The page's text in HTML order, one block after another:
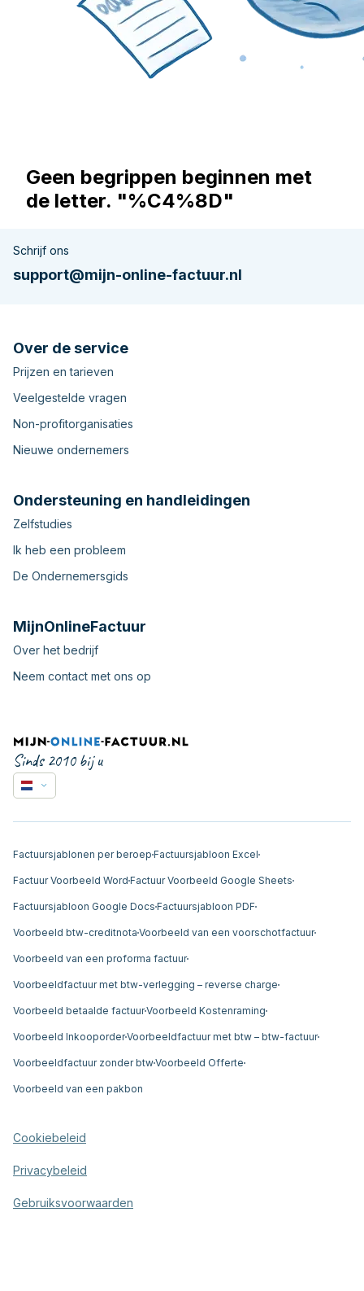
Geen begrippen beginnen met
de letter. "%C4%8D"
Schrijf ons
support@mijn-online-factuur.nl
Over de service
Prijzen en tarieven
Veelgestelde vragen
Non-profitorganisaties
Nieuwe ondernemers
Ondersteuning en handleidingen
Zelfstudies
Ik heb een probleem
De Ondernemersgids
MijnOnlineFactuur
Over het bedrijf
Neem contact met ons op
Sinds 2010 bij u
Factuursjablonen per beroep Factuursjabloon Excel
Factuur Voorbeeld Word Factuur Voorbeeld Google Sheets
Factuursjabloon Google Docs Factuursjabloon PDF
Voorbeeld btw-creditnota Voorbeeld van een voorschotfactuur
Voorbeeld van een proforma factuur
Voorbeeldfactuur met btw-verlegging – reverse charge
Voorbeeld betaalde factuurVoorbeeld Kostenraming
Voorbeeld InkooporderVoorbeeldfactuur met btw – btw-factuur
Voorbeeldfactuur zonder btwVoorbeeld Offerte
Voorbeeld van een pakbon
Cookiebeleid
Privacybeleid
Gebruiksvoorwaarden